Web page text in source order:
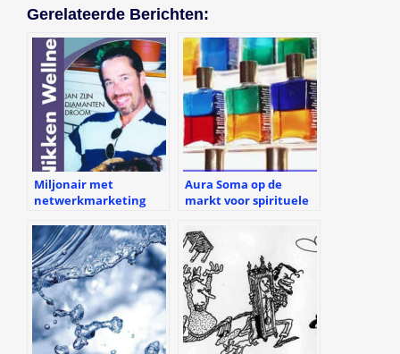
Gerelateerde Berichten:
Miljonair met
netwerkmarketing
Aura Soma op de
markt voor spirituele